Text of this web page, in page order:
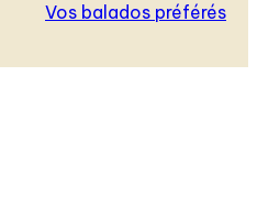
Vos balados préférés